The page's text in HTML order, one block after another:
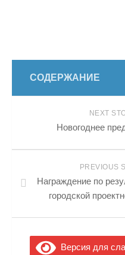
СОДЕРЖАНИЕ
NEXT
Новогоднее
PREVIOUS
Награждение по
городской
Версия для